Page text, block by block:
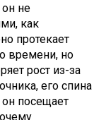
он не
как
протекает
времени, но
рост из-за
его спина
он посещает